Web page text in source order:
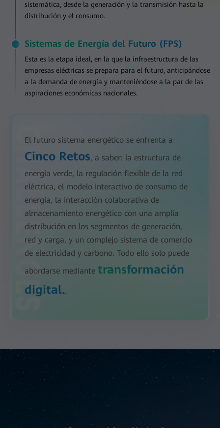
sistemática, desde la generación y la transmisión hasta la
distribución y el consumo.
Sistemas de Energía del Futuro (FPS)
Esta es la etapa ideal, en la que la infraestructura de las
empresas eléctricas se prepara para el futuro, anticipándose
a la demanda de energía y manteniéndose a la par de las
aspiraciones económicas nacionales.
El futuro sistema energético se enfrenta a
Cinco Retos, a saber: la estructura de
energía verde, la regulación flexible de la red
eléctrica, el modelo interactivo de consumo de
energía, la interacción colaborativa de
almacenamiento energético con una amplia
distribución en los segmentos de generación,
red y carga, y un complejo sistema de comercio
de electricidad y carbono. Todo ello solo puede
abordarse mediante transformación
digital..